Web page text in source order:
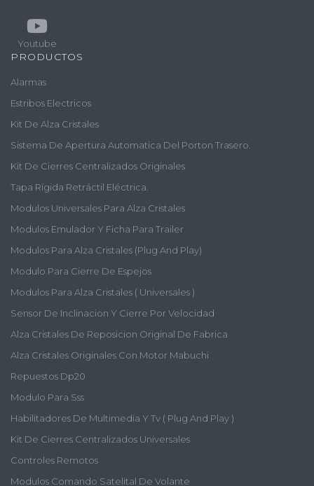
Youtube
PRODUCTOS
Alarmas
Estribos Electricos
Kit De Alza Cristales
Sistema De Apertura Automatica Del Porton Trasero.
Kit De Cierres Centralizados Originales
Tapa Rígida Retráctil Eléctrica.
Modulos Universales Para Alza Cristales
Modulos Emulador Y Ficha Para Trailer
Modulos Para Alza Cristales (plug And Play)
Modulo Para Cierre De Espejos
Modulos Para Alza Cristales ( Universales )
Sensor De Inclinacion Y Cierre Por Velocidad
Alza Cristales De Reposicion Original De Fabrica
Alza Cristales Originales Con Motor Mabuchi
Repuestos Dp20
Modulo Para Sss
Habilitadores De Multimedia Y Tv ( Plug And Play )
Kit De Cierres Centralizados Universales
Controles Remotos
Modulos Comando Satelital De Volante